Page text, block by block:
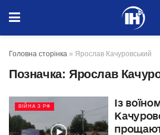
Головна сторінка » Ярослав Качуровський
Позначка: Ярослав
ВІЙНА З РФ
Із